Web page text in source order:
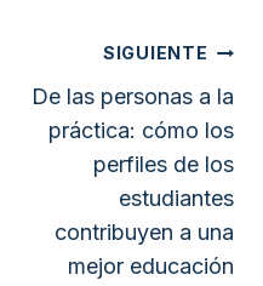
SIGUIENTE
De las personas a la
práctica: cómo los
perfiles de los
estudiantes
contribuyen a una
mejor educación